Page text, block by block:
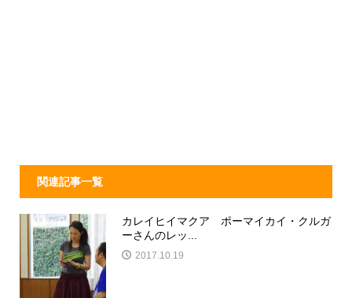
関連記事一覧
カレイヒイマクア ポーマイカイ・クルガ
ーさんのレッ...
2017.10.19